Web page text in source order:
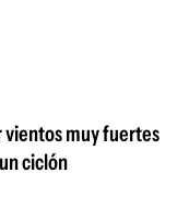
vientos muy fuertes
ciclón